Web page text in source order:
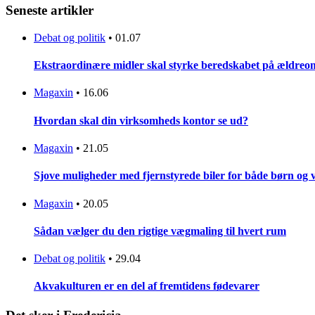
Seneste artikler
Debat og politik • 01.07
Ekstraordinære midler skal styrke beredskabet på
Magaxin • 16.06
Hvordan skal din virksomheds kontor se ud?
Magaxin • 21.05
Sjove muligheder med fjernstyrede biler for både børn og
Magaxin • 20.05
Sådan vælger du den rigtige vægmaling til hvert rum
Debat og politik • 29.04
Akvakulturen er en del af fremtidens fødevarer